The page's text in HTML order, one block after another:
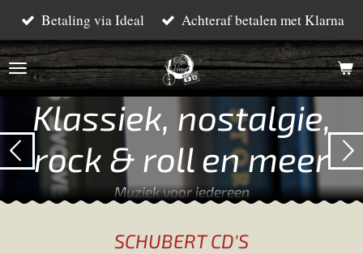
Ga
direct
naar
hoofdinhoud
Betaling via Ideal Achteraf betalen met Klarna
Klassiek, nostalgie,
rock & roll en meer
Muziek voor iedereen
SCHUBERT CD'S